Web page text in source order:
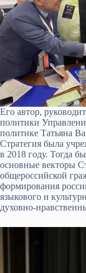
Его автор,
политики
политике Татьяна
Стратегия была
в 2018 году. Тогда
основные векторы
общероссийской
формирования
языкового и
духовно-